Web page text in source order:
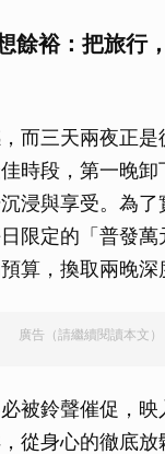
餘裕：把旅行
而三天兩夜正是
時段，第一晚
浸與享受。為
限定的「普發
算，換取兩晚深
廣告（請繼續閱讀本文）
被鈴聲催促，
從身心的徹底